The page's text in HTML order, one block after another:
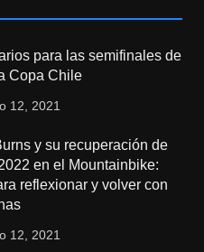
para las semifinales de
Copa Chile
12, 2021
y su recuperación de
en el Mountainbike:
reflexionar y volver con
12, 2021